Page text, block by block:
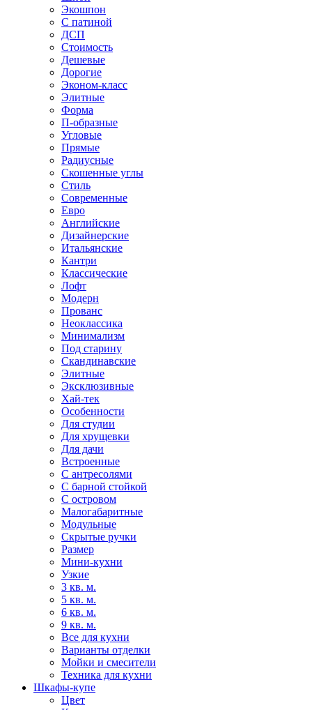
Экошпон
С патиной
ДСП
Стоимость
Дешевые
Дорогие
Эконом-класс
Элитные
Форма
П-образные
Угловые
Прямые
Радиусные
Скошенные углы
Стиль
Современные
Евро
Английские
Дизайнерские
Итальянские
Кантри
Классические
Лофт
Модерн
Прованс
Неоклассика
Минимализм
Под старину
Скандинавские
Элитные
Эксклюзивные
Хай-тек
Особенности
Для студии
Для хрущевки
Для дачи
Встроенные
С антресолями
С барной стойкой
С островом
Малогабаритные
Модульные
Скрытые ручки
Размер
Мини-кухни
Узкие
3 кв. м.
5 кв. м.
6 кв. м.
9 кв. м.
Все для кухни
Варианты отделки
Мойки и смесители
Техника для кухни
Шкафы-купе
Цвет